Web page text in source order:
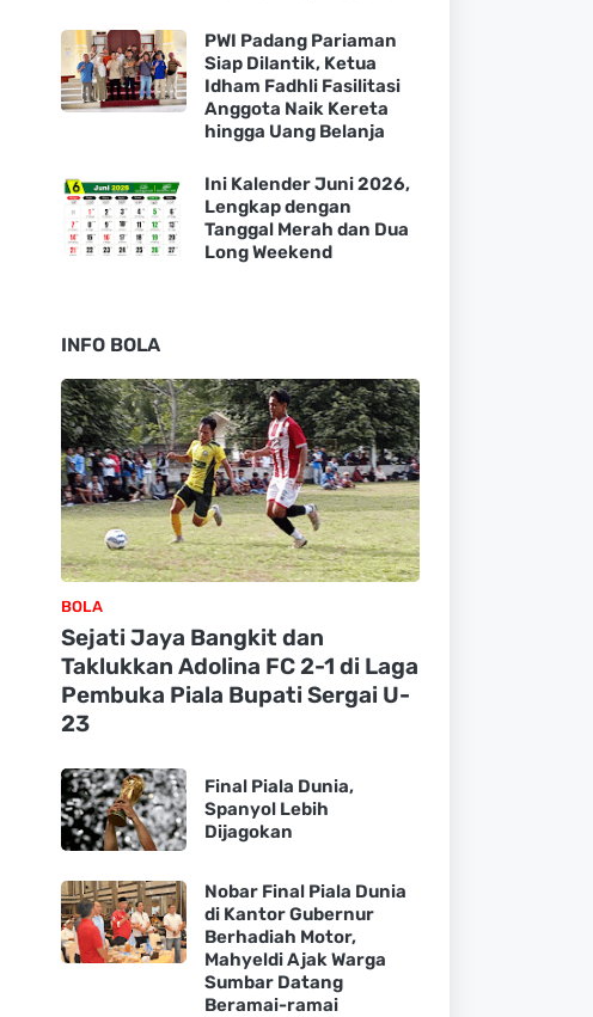
PWI Padang Pariaman
Siap Dilantik, Ketua
Idham Fadhli Fasilitasi
Anggota Naik Kereta
hingga Uang Belanja
Ini Kalender Juni 2026,
Lengkap dengan
Tanggal Merah dan Dua
Long Weekend
INFO BOLA
BOLA
Sejati Jaya Bangkit dan
Taklukkan Adolina FC 2-1 di Laga
Pembuka Piala Bupati Sergai U-
23
Final Piala Dunia,
Spanyol Lebih
Dijagokan
Nobar Final Piala Dunia
di Kantor Gubernur
Berhadiah Motor,
Mahyeldi Ajak Warga
Sumbar Datang
Beramai-ramai